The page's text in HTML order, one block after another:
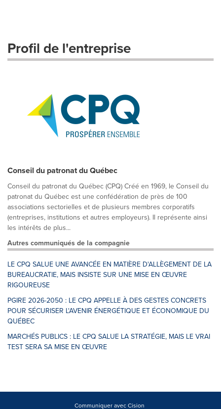
Profil de l'entreprise
Conseil du patronat du Québec
Conseil du patronat du Québec (CPQ) Créé en 1969, le Conseil du
patronat du Québec est une confédération de près de 100
associations sectorielles et de plusieurs membres corporatifs
(entreprises, institutions et autres employeurs). Il représente ainsi
les intérêts de plus...
Autres communiqués de la compagnie
LE CPQ SALUE UNE AVANCÉE EN MATIÈRE D'ALLÈGEMENT DE LA
BUREAUCRATIE, MAIS INSISTE SUR UNE MISE EN ŒUVRE
RIGOUREUSE
PGIRE 2026-2050 : LE CPQ APPELLE À DES GESTES CONCRETS
POUR SÉCURISER L'AVENIR ÉNERGÉTIQUE ET ÉCONOMIQUE DU
QUÉBEC
MARCHÉS PUBLICS : LE CPQ SALUE LA STRATÉGIE, MAIS LE VRAI
TEST SERA SA MISE EN ŒUVRE
Communiquer avec Cision